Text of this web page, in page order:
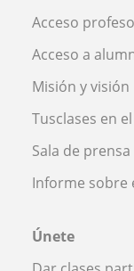
Acceso
Acceso a
Misión y visión
Tusclases en
Sala de prensa
Informe sobre
Únete